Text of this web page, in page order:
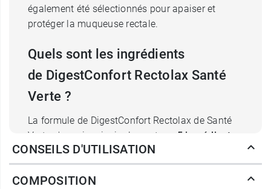
également été sélectionnés pour apaiser et
protéger la muqueuse rectale.
Quels sont les ingrédients
de DigestConfort Rectolax Santé
Verte ?
La formule de DigestConfort Rectolax de Santé
Verte s'appuie principalement sur 5 ingrédients
du miel et des extraits de plantes.
Lemielest un produit de la ruche. Riche en
nutriments, il favorise l'évacuation des
CONSEILS D'UTILISATION
COMPOSITION